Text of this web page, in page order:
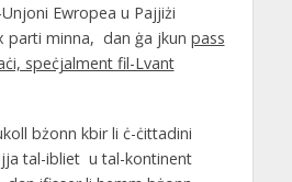
Ewropea u Pajjiżi
parti minna, dan ġa jkun pass
speċjalment fil-Lvant
bżonn kbir li ċ-ċittadini
tal-ibliet u tal-kontinent